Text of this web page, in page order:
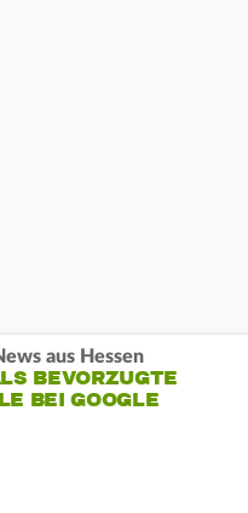
aus Hessen
BEVORZUGTE
BEI GOOGLE